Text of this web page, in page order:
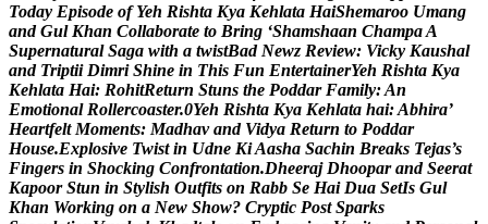
Today Episode of Yeh Rishta Kya Kehlata HaiShemaroo Umang
and Gul Khan Collaborate to Bring ‘Shamshaan ChampaA
Supernatural Saga with a twistBad Newz Review: Vicky Kaushal
and Triptii Dimri Shine in This Fun EntertainerYeh Rishta Kya
Kehlata Hai: RohitReturn Stuns the Poddar Family:An
Emotional Rollercoaster.0Yeh Rishta Kya Kehlata hai:Abhira’
Heartfelt Moments: Madhav and Vidya Return to Poddar
House.Explosive Twist in Udne KiAasha Sachin Breaks Tejas’s
Fingers in Shocking Confrontation.Dheeraj Dhoopar and Seerat
Kapoor Stun in Stylish Outfits on Rabb Se Hai Dua SetIs Gul
Khan Working on a New Show? Cryptic Post Sparks